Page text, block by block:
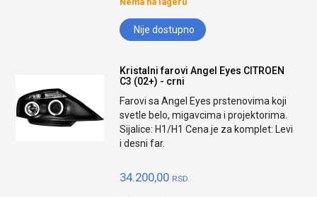
Nije dostupno
Kristalni farovi Angel Eyes CITROEN
C3 (02+) - crni
Farovi sa Angel Eyes prstenovima koji
svetle belo, migavcima i projektorima.
Sijalice: H1/H1 Cena je za komplet: Levi
i desni far.
34.200,00 RSD.